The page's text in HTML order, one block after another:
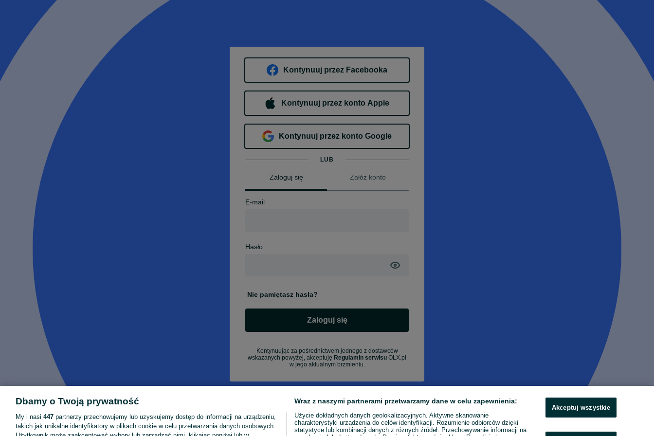
Kontynuuj przez Facebooka
Kontynuuj przez konto Apple
Kontynuuj przez konto Google
LUB
Zaloguj się Załóż konto
E-mail
Hasło
Nie pamiętasz hasła?
Zaloguj się
Kontynuując za pośrednictwem jednego z dostawców
wskazanych powyżej, akceptuję Regulamin serwisu OLX.pl
w jego aktualnym brzmieniu.
Dbamy o Twoją prywatność
My i nasi 447 partnerzy przechowujemy lub uzyskujemy dostęp do informacji na urządzeniu,
takich jak unikalne identyfikatory w plikach cookie w celu przetwarzania danych osobowych.
Wraz z naszymi partnerami przetwarzamy dane w celu zapewnienia:
Użycie dokładnych danych geolokalizacyjnych. Aktywne skanowanie
charakterystyki urządzenia do celów identyfikacji. Rozumienie odbiorców dzięki
statystyce lub kombinacji danych z różnych źródeł. Przechowywanie informacji na
Akceptuj wszystkie